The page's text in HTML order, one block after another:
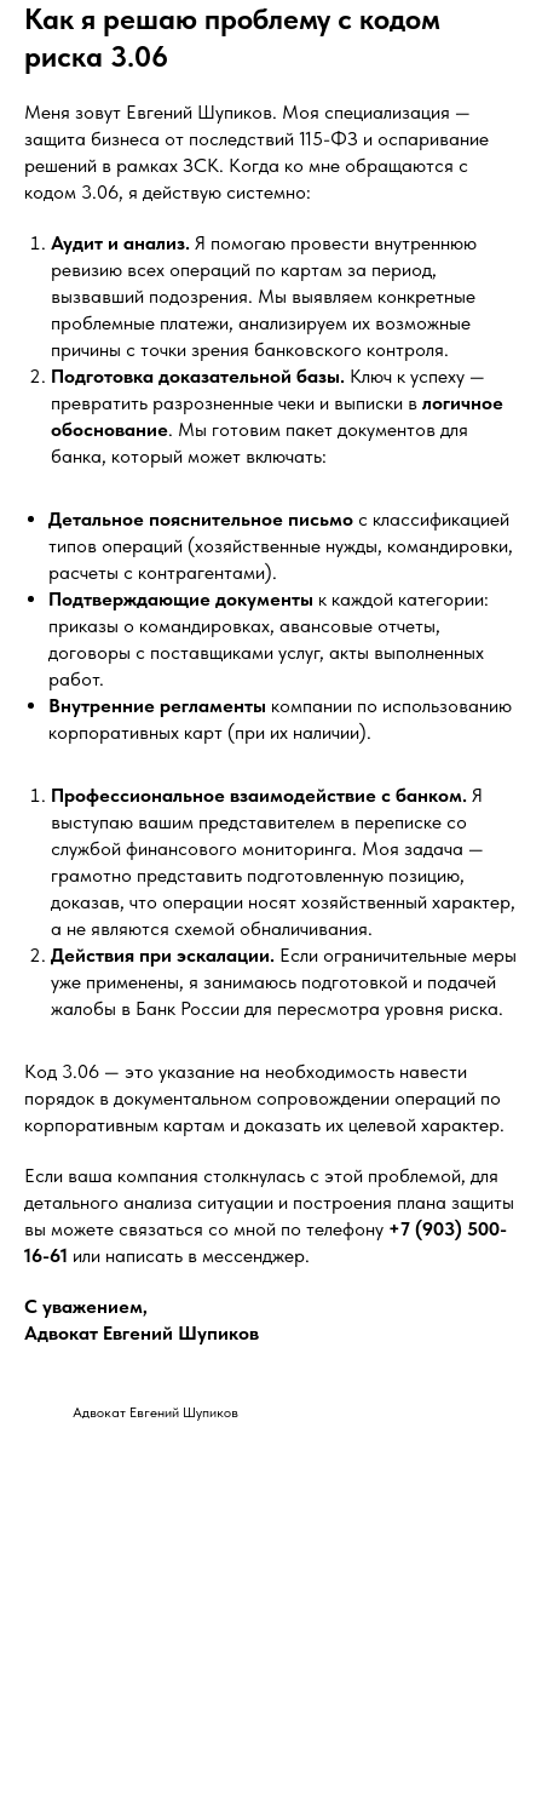
Как я решаю проблему с кодом
риска 3.06
Меня зовут Евгений Шупиков. Моя специализация —
защита бизнеса от последствий 115-ФЗ и оспаривание
решений в рамках ЗСК. Когда ко мне обращаются с
кодом 3.06, я действую системно:
Аудит и анализ. Я помогаю провести внутреннюю
ревизию всех операций по картам за период,
вызвавший подозрения. Мы выявляем конкретные
проблемные платежи, анализируем их возможные
причины с точки зрения банковского контроля.
Подготовка доказательной базы. Ключ к успеху —
превратить разрозненные чеки и выписки в логичное
обоснование. Мы готовим пакет документов для
банка, который может включать:
Детальное пояснительное письмо с классификацией
типов операций (хозяйственные нужды, командировки,
расчеты с контрагентами).
Подтверждающие документы к каждой категории:
приказы о командировках, авансовые отчеты,
договоры с поставщиками услуг, акты выполненных
работ.
Внутренние регламенты компании по использованию
корпоративных карт (при их наличии).
Профессиональное взаимодействие с банком. Я
выступаю вашим представителем в переписке со
службой финансового мониторинга. Моя задача —
грамотно представить подготовленную позицию,
доказав, что операции носят хозяйственный характер,
а не являются схемой обналичивания.
Действия при эскалации. Если ограничительные меры
уже применены, я занимаюсь подготовкой и подачей
жалобы в Банк России для пересмотра уровня риска.
Код 3.06 — это указание на необходимость навести
порядок в документальном сопровождении операций по
корпоративным картам и доказать их целевой характер.
Если ваша компания столкнулась с этой проблемой, для
детального анализа ситуации и построения плана защиты
вы можете связаться со мной по телефону +7 (903) 500-
16-61 или написать в мессенджер.
С уважением,
Адвокат Евгений Шупиков
Адвокат Евгений Шупиков